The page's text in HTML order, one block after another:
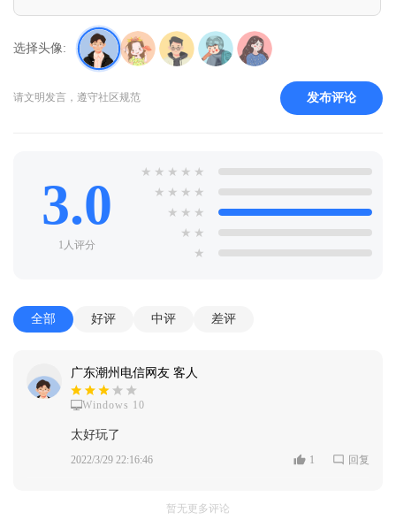
选择头像:
请文明发言，遵守社区规范 发布评论
3.0
1人评分
★ ★ ★ ★ ★
★ ★ ★ ★
★ ★ ★
★ ★
★
全部 好评 中评 差评
广东潮州电信网友 客人
Windows 10
太好玩了
2022/3/29 22:16:46 1 回复
暂无更多评论